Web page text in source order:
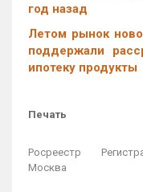
год назад
Летом рынок
поддержали
ипотеку продукты
Печать
Росреестр
Москва